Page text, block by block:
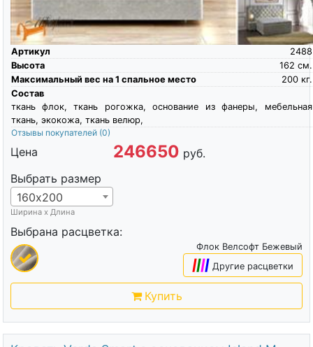
Артикул
2488
Высота
см.
162
Максимальный вес на 1 спальное место
кг.
200
Состав
ткань флок, ткань рогожка, основание из фанеры, мебельная
ткань, экокожа, ткань велюр,
Отзывы покупателей (0)
Цена 246650 руб.
Выбрать размер
160х200
Ширина х Длина
Выбрана расцветка:
Флок Велсофт Бежевый
|||| Другие расцветки
Купить